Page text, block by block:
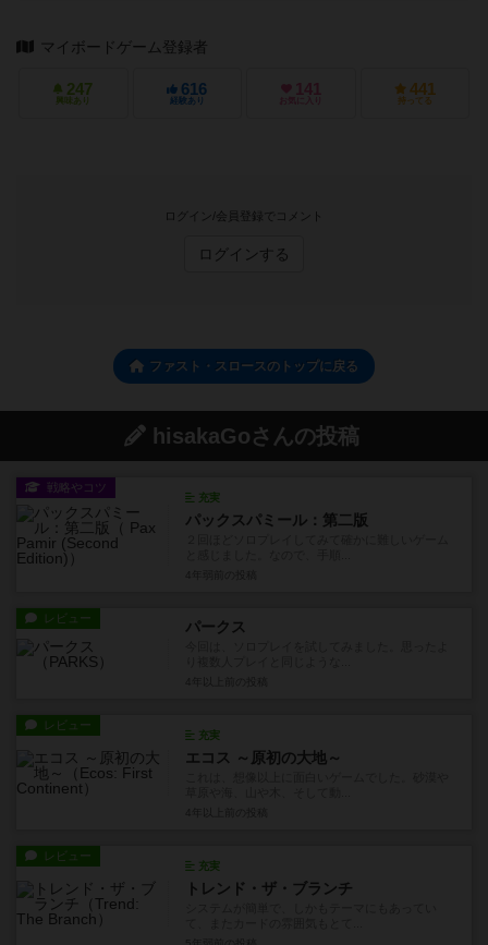
マイボードゲーム登録者
247
興味あり
616
経験あり
141
お気に入り
441
持ってる
ログイン/会員登録でコメント
ログインする
ファスト・スロースのトップに戻る
hisakaGoさんの投稿
戦略やコツ
充実
パックスパミール：第二版
レビュー パークス
レビュー
充実
エコス ～原初の大地～
レビュー
充実
トレンド・ザ・ブランチ